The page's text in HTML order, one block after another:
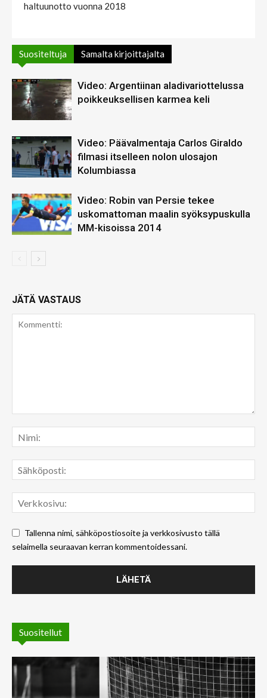
haltuunotto vuonna 2018
Suositeltuja Samalta kirjoittajalta
Video: Argentiinan aladivariottelussa
poikkeuksellisen karmea keli
Video: Päävalmentaja Carlos Giraldo
filmasi itselleen nolon ulosajon
Kolumbiassa
Video: Robin van Persie tekee
uskomattoman maalin syöksypuskulla
MM-kisoissa 2014
JÄTÄ VASTAUS
Tallenna nimi, sähköpostiosoite ja verkkosivusto tällä
selaimella seuraavan kerran kommentoidessani.
Suositellut